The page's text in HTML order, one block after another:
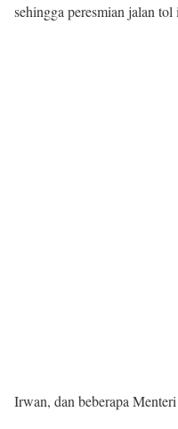
sehingga peresmian jalan
Irwan, dan beberapa